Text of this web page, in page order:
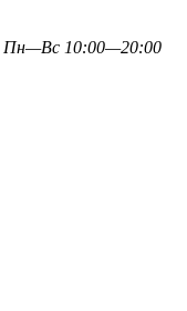
Пн—Вс 10:00—20:00